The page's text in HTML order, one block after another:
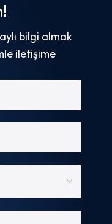
bilgi almak
iletişime